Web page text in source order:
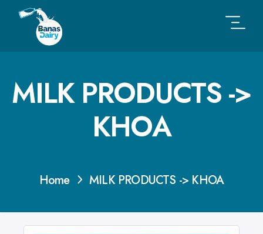
MILK PRODUCTS ->
KHOA
Home MILK PRODUCTS -> KHOA